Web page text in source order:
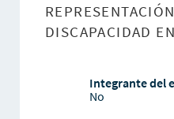
DISCAPACIDAD
Integrante del
No